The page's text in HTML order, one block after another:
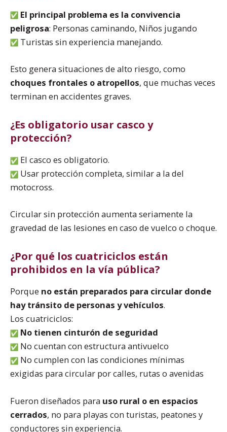
El principal problema es la convivencia
peligrosa: Personas caminando, Niños jugando
Turistas sin experiencia manejando.
Esto genera situaciones de alto riesgo, como
choques frontales o atropellos, que muchas veces
terminan en accidentes graves.
¿Es obligatorio usar casco y
protección?
El casco es obligatorio.
Usar protección completa, similar a la del
motocross.
Circular sin protección aumenta seriamente la
gravedad de las lesiones en caso de vuelco o choque.
¿Por qué los cuatriciclos están
prohibidos en la vía pública?
Porque no están preparados para circular donde
hay tránsito de personas y vehículos.
Los cuatriciclos:
No tienen cinturón de seguridad
No cuentan con estructura antivuelco
No cumplen con las condiciones mínimas
exigidas para circular por calles, rutas o avenidas
Fueron diseñados para uso rural o en espacios
cerrados, no para playas con turistas, peatones y
conductores sin experiencia.